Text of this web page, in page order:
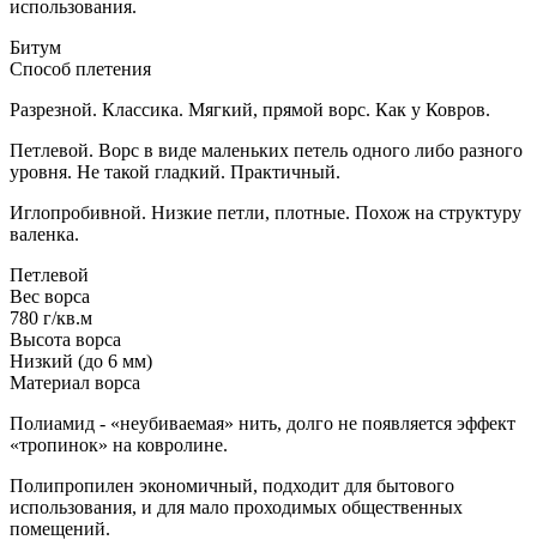
использования.
Битум
Способ плетения
Разрезной. Классика. Мягкий, прямой ворс. Как у Ковров.
Петлевой. Ворс в виде маленьких петель одного либо разного
уровня. Не такой гладкий. Практичный.
Иглопробивной. Низкие петли, плотные. Похож на структуру
валенка.
Петлевой
Вес ворса
780 г/кв.м
Высота ворса
Низкий (до 6 мм)
Материал ворса
Полиамид - «неубиваемая» нить, долго не появляется эффект
«тропинок» на ковролине.
Полипропилен экономичный, подходит для бытового
использования, и для мало проходимых общественных
помещений.